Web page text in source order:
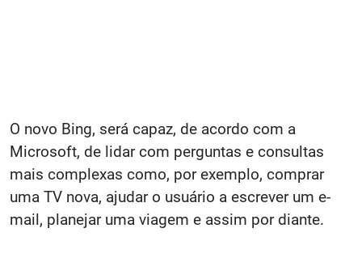
O novo Bing, será capaz, de acordo com a
Microsoft, de lidar com perguntas e consultas
mais complexas como, por exemplo, comprar
uma TV nova, ajudar o usuário a escrever um e-
mail, planejar uma viagem e assim por diante.